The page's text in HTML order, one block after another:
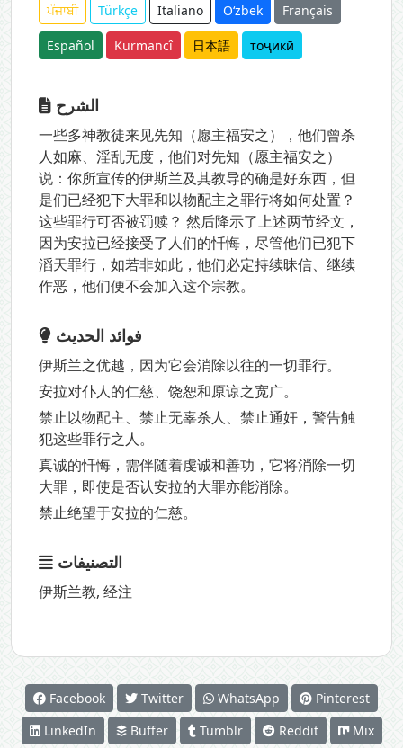
ਪੰਜਾਬੀ Türkçe Italiano O‘zbek Français
Español Kurmancî 日本語 тоҷикӣ
الشرح
一些多神教徒来见先知（愿主福安之），他们曾杀
人如麻、淫乱无度，他们对先知（愿主福安之）
说：你所宣传的伊斯兰及其教导的确是好东西，但
是们已经犯下大罪和以物配主之罪行将如何处置？
这些罪行可否被罚赎？ 然后降示了上述两节经文，
因为安拉已经接受了人们的忏悔，尽管他们已犯下
滔天罪行，如若非如此，他们必定持续昧信、继续
作恶，他们便不会加入这个宗教。
فوائد الحديث
伊斯兰之优越，因为它会消除以往的一切罪行。
安拉对仆人的仁慈、饶恕和原谅之宽广。
禁止以物配主、禁止无辜杀人、禁止通奸，警告触
犯这些罪行之人。
真诚的忏悔，需伴随着虔诚和善功，它将消除一切
大罪，即使是否认安拉的大罪亦能消除。
禁止绝望于安拉的仁慈。
التصنيفات
伊斯兰教, 经注
Facebook Twitter WhatsApp
Pinterest
LinkedIn
Buffer Tumblr Reddit
Mix